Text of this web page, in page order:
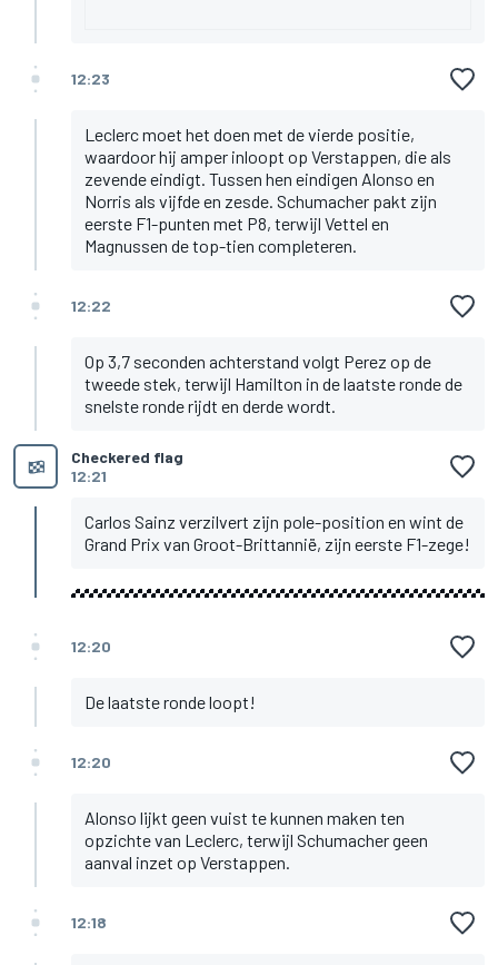
12:23
Leclerc moet het doen met de vierde positie,
waardoor hij amper inloopt op Verstappen, die als
zevende eindigt. Tussen hen eindigen Alonso en
Norris als vijfde en zesde. Schumacher pakt zijn
eerste F1-punten met P8, terwijl Vettel en
Magnussen de top-tien completeren.
12:22
Op 3,7 seconden achterstand volgt Perez op de
tweede stek, terwijl Hamilton in de laatste ronde de
snelste ronde rijdt en derde wordt.
Checkered flag
12:21
Carlos Sainz verzilvert zijn pole-position en wint de
Grand Prix van Groot-Brittannië, zijn eerste F1-zege!
12:20
De laatste ronde loopt!
12:20
Alonso lijkt geen vuist te kunnen maken ten
opzichte van Leclerc, terwijl Schumacher geen
aanval inzet op Verstappen.
12:18